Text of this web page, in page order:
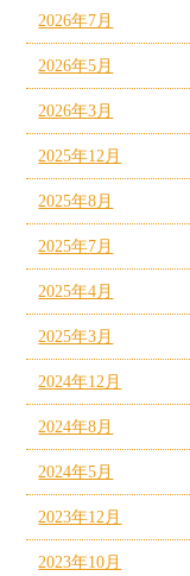
2026年7月
2026年5月
2026年3月
2025年12月
2025年8月
2025年7月
2025年4月
2025年3月
2024年12月
2024年8月
2024年5月
2023年12月
2023年10月